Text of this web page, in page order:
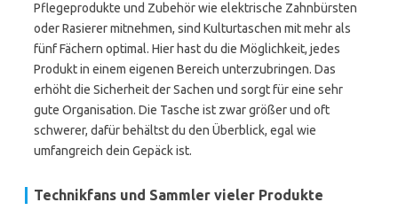
Pflegeprodukte und Zubehör wie elektrische Zahnbürsten
oder Rasierer mitnehmen, sind Kulturtaschen mit mehr als
fünf Fächern optimal. Hier hast du die Möglichkeit, jedes
Produkt in einem eigenen Bereich unterzubringen. Das
erhöht die Sicherheit der Sachen und sorgt für eine sehr
gute Organisation. Die Tasche ist zwar größer und oft
schwerer, dafür behältst du den Überblick, egal wie
umfangreich dein Gepäck ist.
Technikfans und Sammler vieler Produkte